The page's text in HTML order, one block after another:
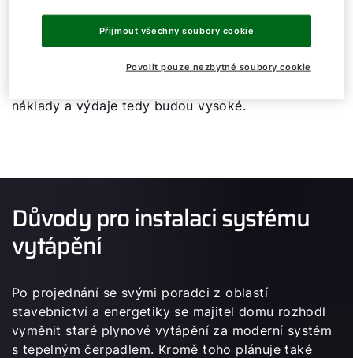
všech oken a venkovních dveří. U dobře
izolovaných budov však vzniká problém
související s nedostatečným přívodem vzduchu.
To zvyšuje nebezpečí tvorby plísní. Proto bude
náklady a výdaje tedy budou vysoké.
Důvody pro instalaci systému
vytápění
Po projednání se svými poradci z oblastí
stavebnictví a energetiky se majitel domu rozhodl
vyměnit staré plynové vytápění za moderní systém
s tepelným čerpadlem. Kromě toho plánuje také
Povolit pouze nezbytné soubory cookie
Přijmout všechny soubory cookie